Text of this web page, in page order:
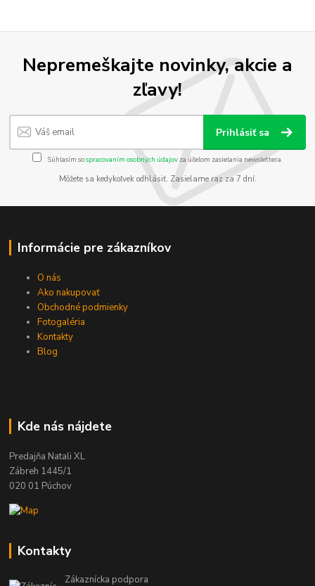
Nepremeškajte novinky, akcie a
zľavy!
Prihlásiť sa
Súhlasím sospracovaním osobných údajov za účelom zasielania newslettera.
Môžete sa kedykoľvek odhlásiť. Zasielame raz za 7 dní.
Informácie pre zákazníkov
O nás
Ako nakupovať
Obchodné podmienky
Fotogaléria
Kontakty
Blog
Kde nás nájdete
Predajňa Natali XL
Zábreh 1445/1
020 01 Púchov
Kontakty
Zákaznícka podpora